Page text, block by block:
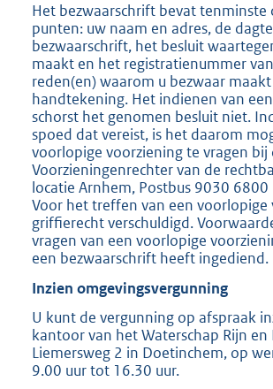
Het bezwaarschrift bevat tenminste
punten: uw naam en adres, de
bezwaarschrift, het besluit
maakt en het registratienummer
reden(en) waarom u bezwaar
handtekening. Het indienen van
schorst het genomen besluit niet.
spoed dat vereist, is het daarom
voorlopige voorziening te vragen bij
Voorzieningenrechter van de
locatie Arnhem, Postbus 9030 6800
Voor het treffen van een voorlopige
griffierecht verschuldigd.
vragen van een voorlopige
een bezwaarschrift heeft ingediend.
Inzien omgevingsvergunning
U kunt de vergunning op afspraak
kantoor van het Waterschap Rijn en
Liemersweg 2 in Doetinchem, op
9.00 uur tot 16.30 uur.